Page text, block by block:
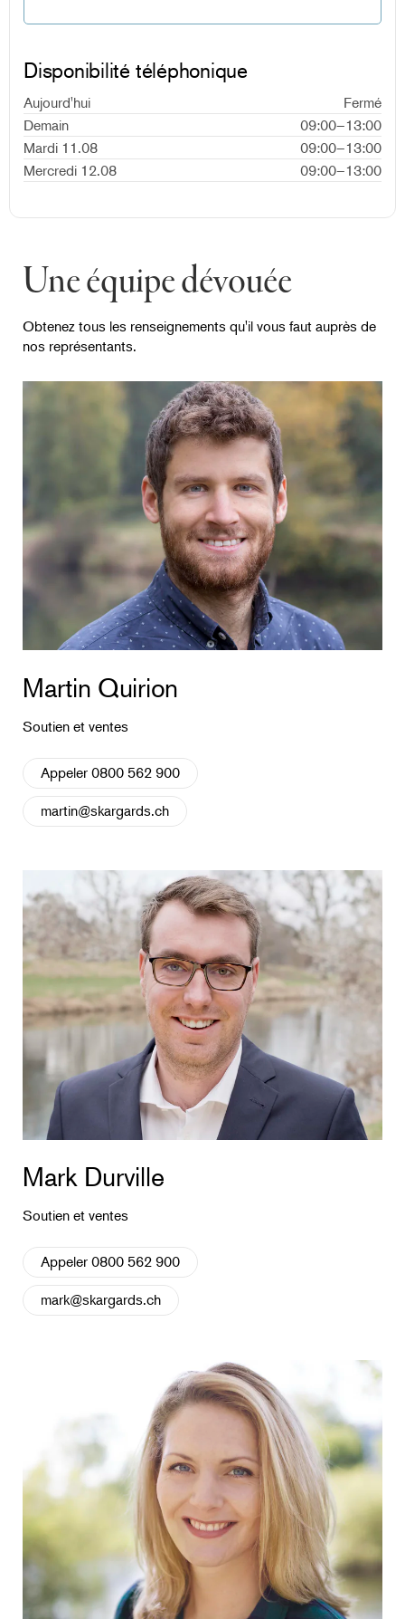
Disponibilité téléphonique
Aujourd'hui
Fermé
Demain
09:00–13:00
Mardi 11.08
09:00–13:00
Mercredi 12.08
09:00–13:00
Une équipe dévouée
Obtenez tous les renseignements qu'il vous faut auprès de
nos représentants.
Martin Quirion
Soutien et ventes
Appeler 0800 562 900
martin@skargards.ch
Mark Durville
Soutien et ventes
Appeler 0800 562 900
mark@skargards.ch